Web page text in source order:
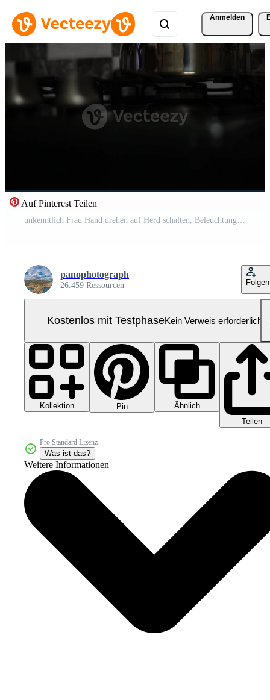
Anmelden
Auf Pinterest Teilen
unkenntlich Frau Hand drehen auf Herd schalten, Beleuchtung Küche Brenner von Gas Herd drinnen. Herd Brenner Zünden in Blau Kochen Flamme. natürlich Gas Entzündung. schließen hoch, schleppend Bewegung. Pro Video
panophotograph
26.459 Ressourcen Folgen
Kostenlos mit TestphaseKein Verweis erforderlich
Kollektion Pin
Ähnlich
Teilen
Pro Standard Lizenz
Was ist das?
Weitere Informationen